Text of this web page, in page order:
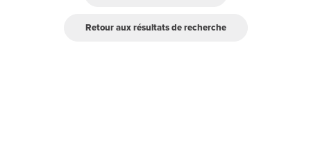
Retour aux résultats de recherche